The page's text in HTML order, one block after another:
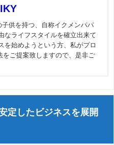
供を持つ、自称イクメンパパ
なライフスタイルを確立出来て
を始めようという方、私がプロ
をご提案致しますので、是非ご
定したビジネスを展開